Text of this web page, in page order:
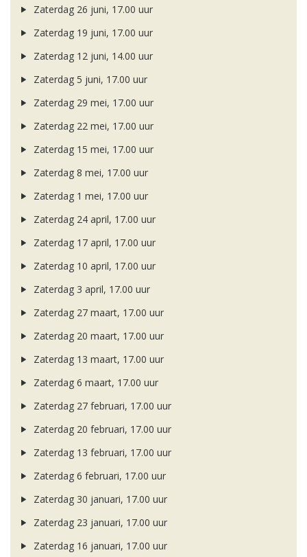
Zaterdag 26 juni, 17.00 uur
Zaterdag 19 juni, 17.00 uur
Zaterdag 12 juni, 14.00 uur
Zaterdag 5 juni, 17.00 uur
Zaterdag 29 mei, 17.00 uur
Zaterdag 22 mei, 17.00 uur
Zaterdag 15 mei, 17.00 uur
Zaterdag 8 mei, 17.00 uur
Zaterdag 1 mei, 17.00 uur
Zaterdag 24 april, 17.00 uur
Zaterdag 17 april, 17.00 uur
Zaterdag 10 april, 17.00 uur
Zaterdag 3 april, 17.00 uur
Zaterdag 27 maart, 17.00 uur
Zaterdag 20 maart, 17.00 uur
Zaterdag 13 maart, 17.00 uur
Zaterdag 6 maart, 17.00 uur
Zaterdag 27 februari, 17.00 uur
Zaterdag 20 februari, 17.00 uur
Zaterdag 13 februari, 17.00 uur
Zaterdag 6 februari, 17.00 uur
Zaterdag 30 januari, 17.00 uur
Zaterdag 23 januari, 17.00 uur
Zaterdag 16 januari, 17.00 uur